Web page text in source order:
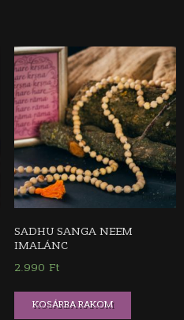
SADHU SANGA NEEM
IMALÁNC
2.990 Ft
KOSÁRBA RAKOM